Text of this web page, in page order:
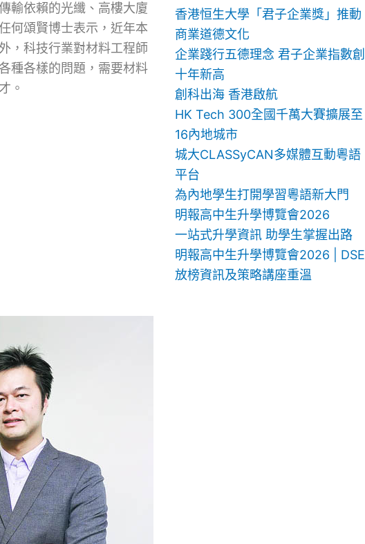
輸依賴的光纖、高樓大廈
何頌賢博士表示，近年本
，科技行業對材料工程師
種各樣的問題，需要材料
。
香港恒生大學「君子企業獎」推動
商業道德文化
企業踐行五德理念 君子企業指數創
十年新高
創科出海 香港啟航
HK Tech 300全國千萬大賽擴展至
16內地城市
城大CLASSyCAN多媒體互動粵語
平台
為內地學生打開學習粵語新大門
明報高中生升學博覽會2026
一站式升學資訊 助學生掌握出路
明報高中生升學博覽會2026 | DSE
放榜資訊及策略講座重溫